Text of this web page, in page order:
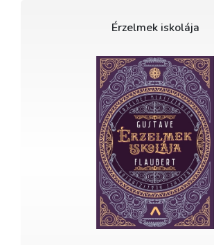
Érzelmek iskolája